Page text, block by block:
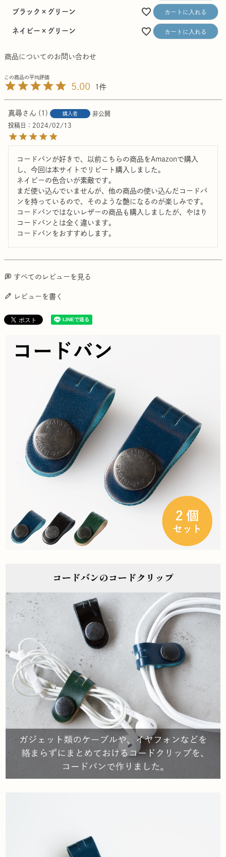
ブラック×グリーン カートに入れる
ネイビー×グリーン カートに入れる
商品についてのお問い合わせ
5.00 1
真尋 1 購入者
非公開
投稿日
2024/02/13
コードバンが好きで、以前こちらの商品をAmazonで購入
し、今回は本サイトでリピート購入しました。
ネイビーの色合いが素敵です。
まだ使い込んでいませんが、他の商品の使い込んだコードバ
ンを持っているので、そのような艶になるのが楽しみです。
コードバンではないレザーの商品も購入しましたが、やはり
コードバンとは全く違います。
コードバンをおすすめします。
すべてのレビューを見る
レビューを書く